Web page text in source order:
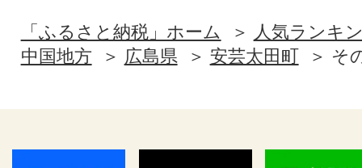
「ふるさと納税」ホーム
人気ランキ
中国地方
広島県 安芸太田町 そ